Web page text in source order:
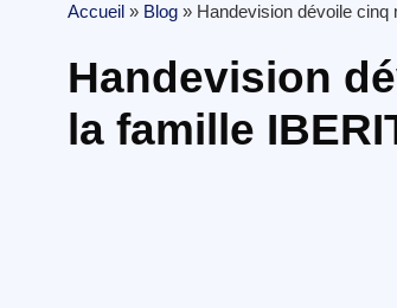
Accueil » Blog » Handevision dévoile
Handevision
la famille